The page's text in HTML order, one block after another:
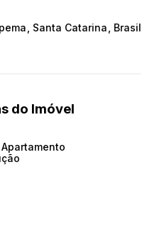
Santa Catarina Brasil
do Imóvel
Apartamento